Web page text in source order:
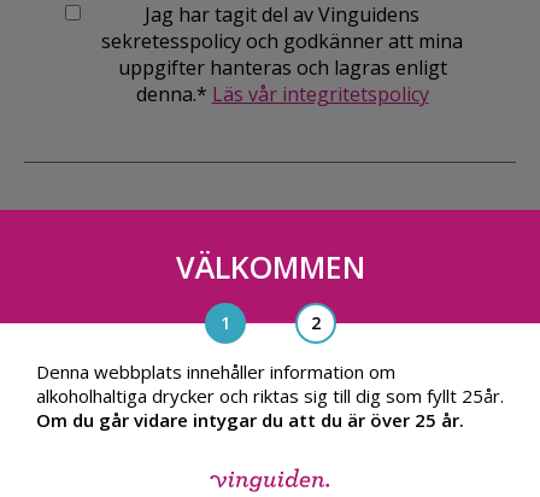
Jag har tagit del av Vinguidens
sekretesspolicy och godkänner att mina
uppgifter hanteras och lagras enligt
denna.* Läs vår integritetspolicy
Vinguiden Nordic AB
Blasieholmsgatan 4A, 111 48, Stockholm
info@vinguiden.com
VÄLKOMMEN
Denna webbplats innehåller information om
alkoholhaltiga drycker och riktas sig till dig som fyllt 25år.
Om du går vidare intygar du att du är över 25 år.